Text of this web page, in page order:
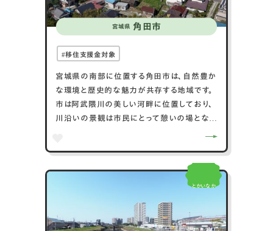
宮城県 角田市
移住支援金対象
宮城県の南部に位置する角田市は、自然豊か
な環境と歴史的な魅力が共存する地域です。
市は阿武隈川の美しい河畔に位置しており、
川沿いの景観は市民にとって憩いの場となっ
特に米作が中心となっており、地元産の新鮮
な農産物を楽しむことができます。角田市は
その自然の美しさと地域の歴史に敬意を表す
る多くの文化イベントが行われる魅力的な場
とかいなか